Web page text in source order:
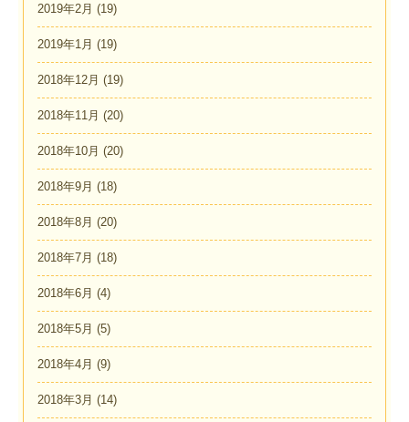
2019年2月 (19)
2019年1月 (19)
2018年12月 (19)
2018年11月 (20)
2018年10月 (20)
2018年9月 (18)
2018年8月 (20)
2018年7月 (18)
2018年6月 (4)
2018年5月 (5)
2018年4月 (9)
2018年3月 (14)